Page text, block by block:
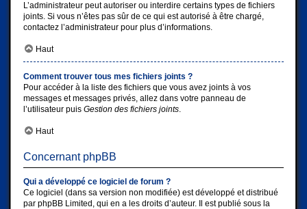
L’administrateur peut autoriser ou interdire certains types de fichiers
joints. Si vous n’êtes pas sûr de ce qui est autorisé à être chargé,
contactez l’administrateur pour plus d’informations.
Haut
Comment trouver tous mes fichiers joints ?
Pour accéder à la liste des fichiers que vous avez joints à vos
messages et messages privés, allez dans votre panneau de
l’utilisateur puis Gestion des fichiers joints.
Haut
Concernant phpBB
Qui a développé ce logiciel de forum ?
Ce logiciel (dans sa version non modifiée) est développé et distribué
par phpBB Limited , qui en a les droits d’auteur. Il est publié sous la